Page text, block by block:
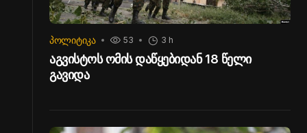
ᲞᲝᲚᲘᲢᲘᲙᲐ 53 3 h
აგვისტოს ომის დაწყებიდან 18 წელი
გავიდა